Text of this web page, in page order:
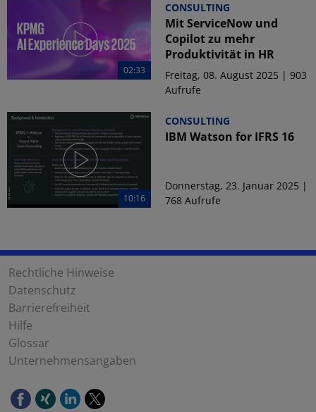
02:33
CONSULTING
Mit ServiceNow und
Copilot zu mehr
Produktivität in HR
Freitag, 08. August 2025 | 903
Aufrufe
10:16
CONSULTING
IBM Watson for IFRS 16
Donnerstag, 23. Januar 2025 |
768 Aufrufe
Rechtliche Hinweise
Datenschutz
Barrierefreiheit
Hilfe
Glossar
Unternehmensangaben